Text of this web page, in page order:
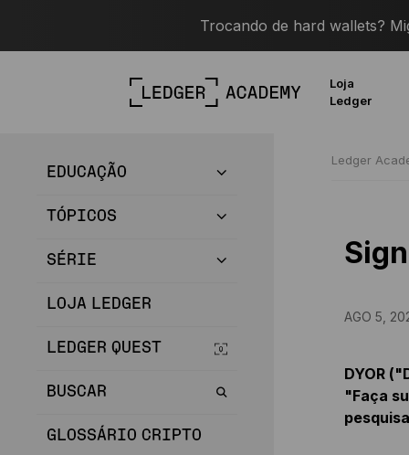
Trocando de hard wallets?
Loja
Ledger
EDUCAÇÃO
TÓPICOS
SÉRIE
LOJA LEDGER
LEDGER QUEST
BUSCAR
GLOSSÁRIO CRIPTO
Ledger
AGO 5,
DYOR
"Faça